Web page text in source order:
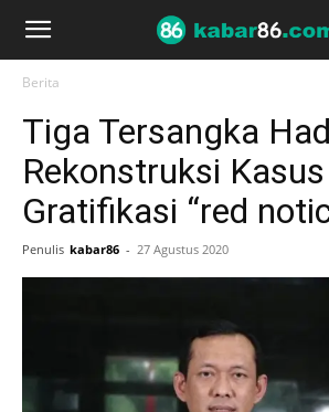
Berita
Tiga Tersangka
Rekonstruksi Kasus
Gratifikasi “red
Penulis kabar86 - 27 Agustus 2020